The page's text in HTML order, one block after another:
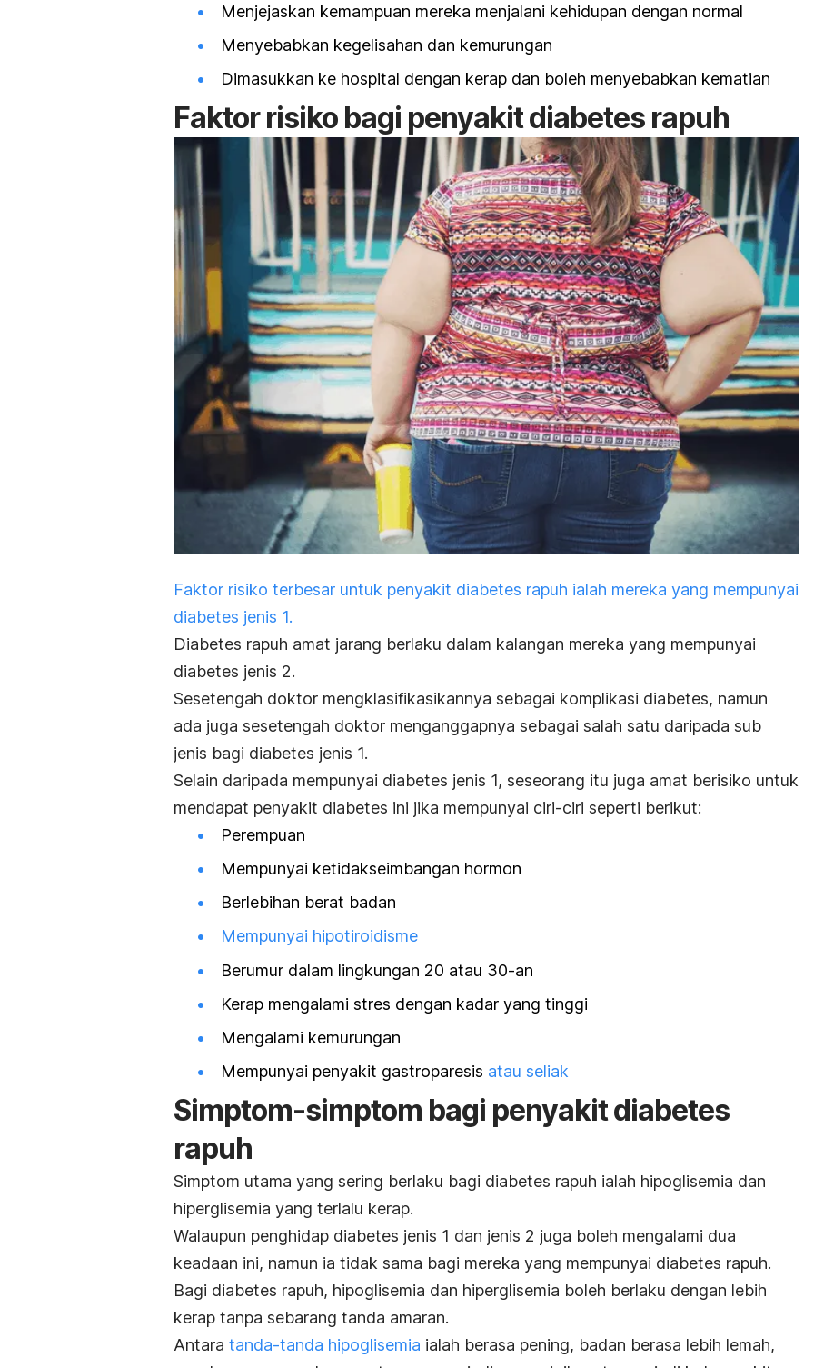
Menjejaskan kemampuan mereka menjalani kehidupan dengan normal
Menyebabkan kegelisahan dan kemurungan
Dimasukkan ke hospital dengan kerap dan boleh menyebabkan kematian
Faktor risiko bagi penyakit diabetes rapuh
Faktor risiko terbesar untuk penyakit diabetes rapuh ialah mereka yang mempunyai
diabetes jenis 1.
Diabetes rapuh amat jarang berlaku dalam kalangan mereka yang mempunyai
diabetes jenis 2.
Sesetengah doktor mengklasifikasikannya sebagai komplikasi diabetes, namun
ada juga sesetengah doktor menganggapnya sebagai salah satu daripada sub
jenis bagi diabetes jenis 1.
Selain daripada mempunyai diabetes jenis 1, seseorang itu juga amat berisiko untuk
mendapat penyakit diabetes ini jika mempunyai ciri-ciri seperti berikut:
Perempuan
Mempunyai ketidakseimbangan hormon
Berlebihan berat badan
Mempunyai hipotiroidisme
Berumur dalam lingkungan 20 atau 30-an
Kerap mengalami stres dengan kadar yang tinggi
Mengalami kemurungan
Mempunyai penyakit gastroparesis atau seliak
Simptom-simptom bagi penyakit diabetes
rapuh
Simptom utama yang sering berlaku bagi diabetes rapuh ialah hipoglisemia dan
hiperglisemia yang terlalu kerap.
Walaupun penghidap diabetes jenis 1 dan jenis 2 juga boleh mengalami dua
keadaan ini, namun ia tidak sama bagi mereka yang mempunyai diabetes rapuh.
Bagi diabetes rapuh, hipoglisemia dan hiperglisemia boleh berlaku dengan lebih
kerap tanpa sebarang tanda amaran.
Antara tanda-tanda hipoglisemia ialah berasa pening, badan berasa lebih lemah,